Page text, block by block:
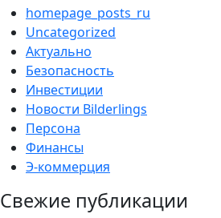
homepage_posts_ru
Uncategorized
Актуально
Безопасность
Инвестиции
Новости Bilderlings
Персона
Финансы
Э-коммерция
Свежие публикации